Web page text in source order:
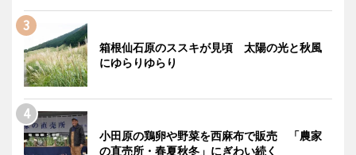
箱根仙石原のススキが見頃 太陽の光と秋風
にゆらりゆらり
小田原の鶏卵や野菜を西麻布で販売 「農家
の直売所・春夏秋冬」にぎわい続く